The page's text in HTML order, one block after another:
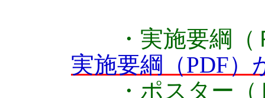
・実施要綱
実施要綱（PDF）
・ポスター